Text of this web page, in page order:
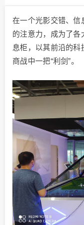
在一个光影交错、信
的注意力，成为了各
息柜，以其前沿的科
商战中一把“利剑”。